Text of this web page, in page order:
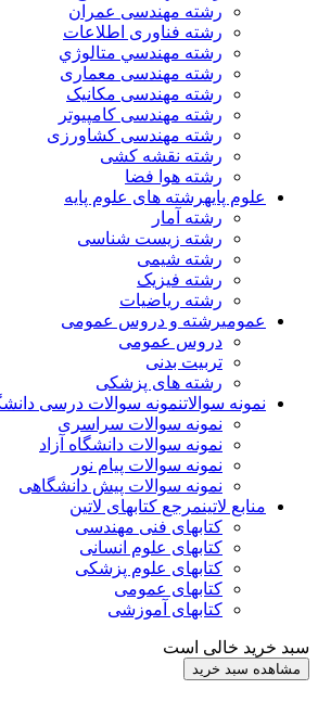
رشته مهندسی عمران
رشته فناوری اطلاعات
رشته مهندسي متالوژي
رشته مهندسی معماری
رشته مهندسی مکانیک
رشته مهندسی کامپیوتر
رشته مهندسی کشاورزی
رشته نقشه کشی
رشته هوا فضا
علوم پایهرشته های علوم پایه
رشته آمار
رشته زیست شناسی
رشته شیمی
رشته فیزیک
رشته ریاضیات
عمومیرشته و دروس عمومی
دروس عمومی
تربیت بدنی
رشته های پزشکی
نمونه سوالاتنمونه سوالات درسی
نمونه سوالات سراسری
نمونه سوالات دانشگاه آزاد
نمونه سوالات پیام نور
نمونه سوالات پیش دانشگاهی
منابع لاتینمرجع کتابهای لاتین
کتابهای فنی مهندسی
کتابهای علوم انسانی
کتابهای علوم پزشکی
کتابهای عمومی
کتابهای آموزشی
سبد خرید خالی است